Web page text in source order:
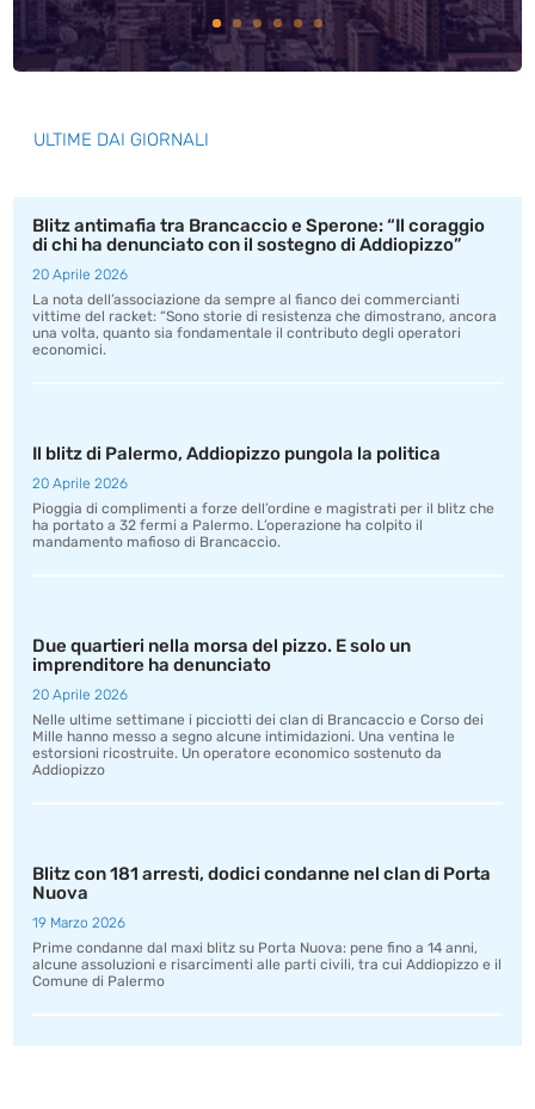
ULTIME DAI GIORNALI
Blitz antimafia tra Brancaccio e Sperone: “Il coraggio
di chi ha denunciato con il sostegno di Addiopizzo”
20 Aprile 2026
La nota dell’associazione da sempre al fianco dei commercianti
vittime del racket: “Sono storie di resistenza che dimostrano, ancora
una volta, quanto sia fondamentale il contributo degli operatori
economici.
Il blitz di Palermo, Addiopizzo pungola la politica
20 Aprile 2026
Pioggia di complimenti a forze dell’ordine e magistrati per il blitz che
ha portato a 32 fermi a Palermo. L’operazione ha colpito il
mandamento mafioso di Brancaccio.
Due quartieri nella morsa del pizzo. E solo un
imprenditore ha denunciato
20 Aprile 2026
Nelle ultime settimane i picciotti dei clan di Brancaccio e Corso dei
Mille hanno messo a segno alcune intimidazioni. Una ventina le
estorsioni ricostruite. Un operatore economico sostenuto da
Addiopizzo
Blitz con 181 arresti, dodici condanne nel clan di Porta
Nuova
19 Marzo 2026
Prime condanne dal maxi blitz su Porta Nuova: pene fino a 14 anni,
alcune assoluzioni e risarcimenti alle parti civili, tra cui Addiopizzo e il
Comune di Palermo